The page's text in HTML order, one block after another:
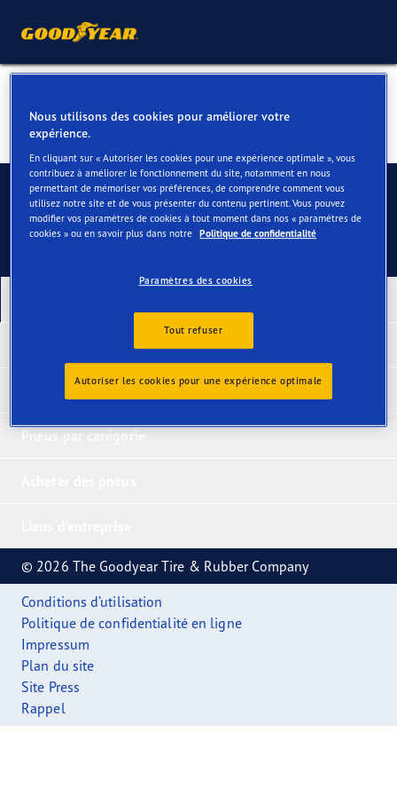
Contactez-nous
Pneus par type de véhicule
Pneus par catégorie
© 2026 The Goodyear Tire & Rubber Company
Conditions d’utilisation
Politique de confidentialité en ligne
Impressum
Plan du site
Site Press
Rappel
Nous utilisons des cookies pour améliorer votre
expérience.
En cliquant sur « Autoriser les cookies pour une expérience optimale », vous
contribuez à améliorer le fonctionnement du site, notamment en nous
permettant de mémoriser vos préférences, de comprendre comment vous
utilisez notre site et de vous présenter du contenu pertinent. Vous pouvez
modifier vos paramètres de cookies à tout moment dans nos « paramètres de
cookies » ou en savoir plus dans notre Politique de confidentialité
Paramètres des cookies
Tout refuser
Autoriser les cookies pour une expérience optimale